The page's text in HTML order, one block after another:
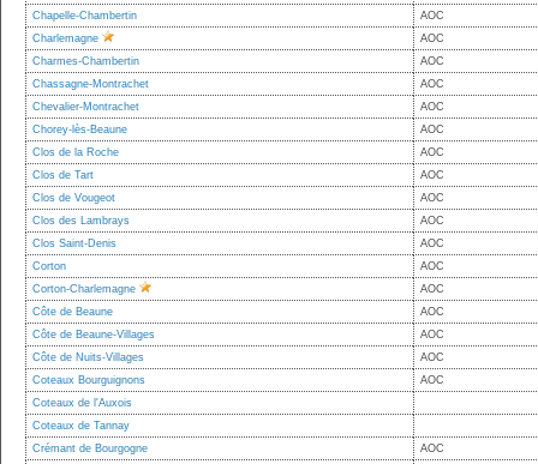
Chapelle-Chambertin
AOC
Charlemagne
AOC
Charmes-Chambertin
AOC
Chassagne-Montrachet
AOC
Chevalier-Montrachet
AOC
Chorey-lès-Beaune
AOC
Clos de la Roche
AOC
Clos de Tart
AOC
Clos de Vougeot
AOC
Clos des Lambrays
AOC
Clos Saint-Denis
AOC
Corton
AOC
Corton-Charlemagne
AOC
Côte de Beaune
AOC
Côte de Beaune-Villages
AOC
Côte de Nuits-Villages
AOC
Coteaux Bourguignons
AOC
Coteaux de l'Auxois
Coteaux de Tannay
Crémant de Bourgogne
AOC